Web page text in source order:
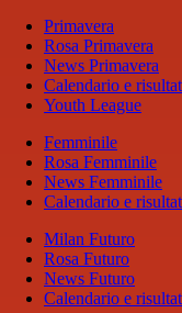
Primavera
Rosa Primavera
News Primavera
Calendario e
Youth League
Femminile
Rosa Femminile
News Femminile
Calendario e
Milan Futuro
Rosa Futuro
News Futuro
Calendario e